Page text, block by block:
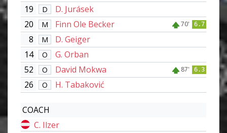
19
D
D. Jurásek
20
M Finn Ole Becker 70' 6.7
8 M
D. Geiger
14
O
G. Orban
52
O David Mokwa 87' 6.3
26 O H. Tabaković
COACH
C. Ilzer